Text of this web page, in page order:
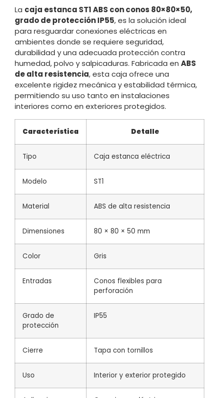
La caja estanca ST1 ABS con conos 80×80×50,
grado de protección IP55, es la solución ideal
para resguardar conexiones eléctricas en
ambientes donde se requiere seguridad,
durabilidad y una adecuada protección contra
humedad, polvo y salpicaduras. Fabricada en ABS
de alta resistencia, esta caja ofrece una
excelente rigidez mecánica y estabilidad térmica,
permitiendo su uso tanto en instalaciones
interiores como en exteriores protegidos.
Característica Detalle
Tipo Caja estanca eléctrica
Modelo ST1
Material ABS de alta resistencia
Dimensiones 80 × 80 × 50 mm
Color Gris
Entradas
Conos flexibles para
perforación
Grado de
protección
IP55
Cierre Tapa con tornillos
Uso Interior y exterior protegido